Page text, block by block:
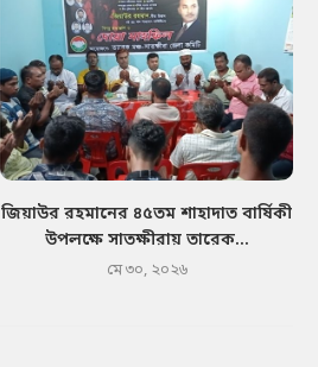
জিয়াউর রহমানের ৪৫তম শাহাদাত বার্ষিকী
উপলক্ষে সাতক্ষীরায় তারেক...
মে ৩০, ২০২৬